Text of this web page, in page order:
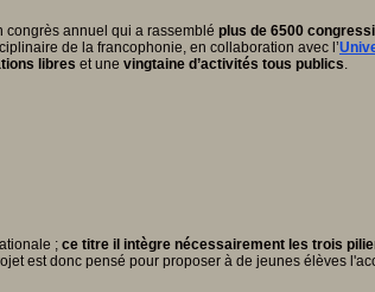
congrès annuel qui a rassemblé plus de 6500
de la francophonie, en collaboration avec l’
libres et une vingtaine d’activités tous publics.
; ce titre il intègre nécessairement les trois
est donc pensé pour proposer à de jeunes élèves